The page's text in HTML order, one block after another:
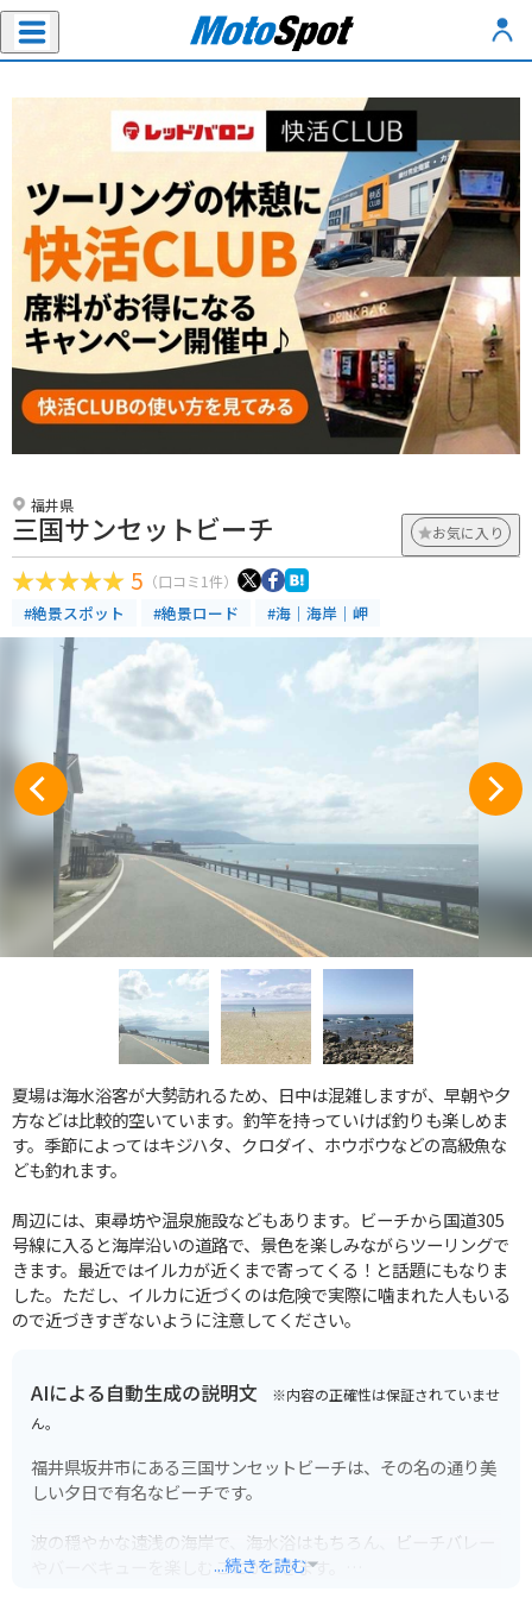
福井県
三国サンセットビーチ お気に入り
5 （口コミ1件）
#絶景スポット #絶景ロード #海｜海岸｜岬
夏場は海水浴客が大勢訪れるため、日中は混雑しますが、早朝や夕
方などは比較的空いています。釣竿を持っていけば釣りも楽しめま
す。季節によってはキジハタ、クロダイ、ホウボウなどの高級魚な
ども釣れます。
周辺には、東尋坊や温泉施設などもあります。ビーチから国道305
号線に入ると海岸沿いの道路で、景色を楽しみながらツーリングで
きます。最近ではイルカが近くまで寄ってくる！と話題にもなりま
した。ただし、イルカに近づくのは危険で実際に噛まれた人もいる
ので近づきすぎないように注意してください。
AIによる自動生成の説明文 ※内容の正確性は保証されていませ
ん。
福井県坂井市にある三国サンセットビーチは、その名の通り美
しい夕日で有名なビーチです。
波の穏やかな遠浅の海岸で、海水浴はもちろん、ビーチバレー
やバーベキューを楽しむことができます。
...続きを読む